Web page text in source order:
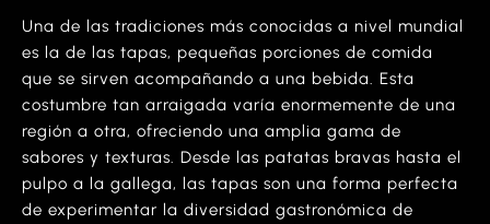
Una de las tradiciones más conocidas a nivel mundial
es la de las tapas, pequeñas porciones de comida
que se sirven acompañando a una bebida. Esta
costumbre tan arraigada varía enormemente de una
región a otra, ofreciendo una amplia gama de
sabores y texturas. Desde las patatas bravas hasta el
pulpo a la gallega, las tapas son una forma perfecta
de experimentar la diversidad gastronómica de